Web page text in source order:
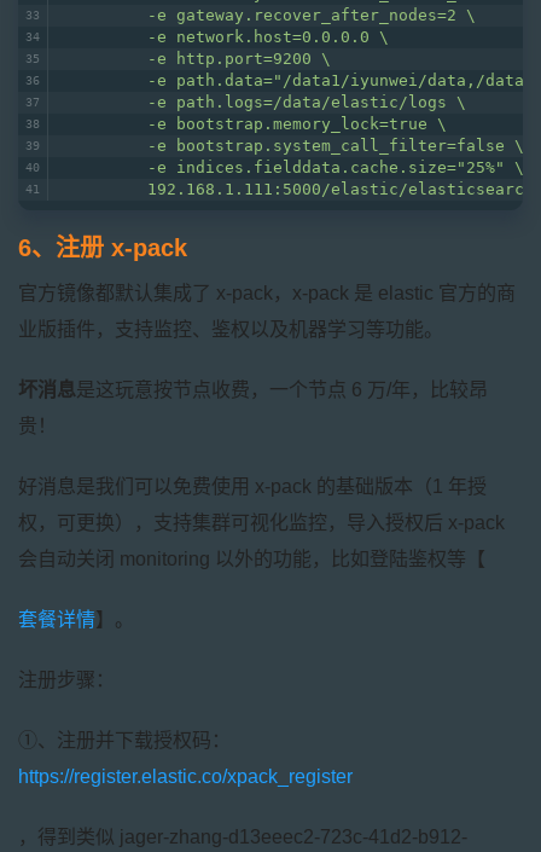
         -e gateway.recover_after_nodes=2 \
         -e network.host=0.0.0.0 \
         -e http.port=9200 \
-e path.data="/data1/iyunwei/data,/
         -e path.logs=/data/elastic/logs \
         -e bootstrap.memory_lock=true \
         -e bootstrap.system_call_filter=false \
         -e indices.fielddata.cache.size="25%" \
192.168.1.111:5000/elastic/
6、注册 x-pack
官方镜像都默认集成了 x-pack，x-pack 是 elastic 官方的商
业版插件，支持监控、鉴权以及机器学习等功能。
坏消息是这玩意按节点收费，一个节点 6 万/年，比较昂
贵！
好消息是我们可以免费使用 x-pack 的基础版本（1 年授
权，可更换），支持集群可视化监控，导入授权后 x-pack
会自动关闭 monitoring 以外的功能，比如登陆鉴权等【
套餐详情】。
注册步骤：
①、注册并下载授权码：
https://register.elastic.co/xpack_register
，得到类似 jager-zhang-d13eeec2-723c-41d2-b912-